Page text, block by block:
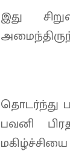
இது
தொடர்ந்து
பவனி